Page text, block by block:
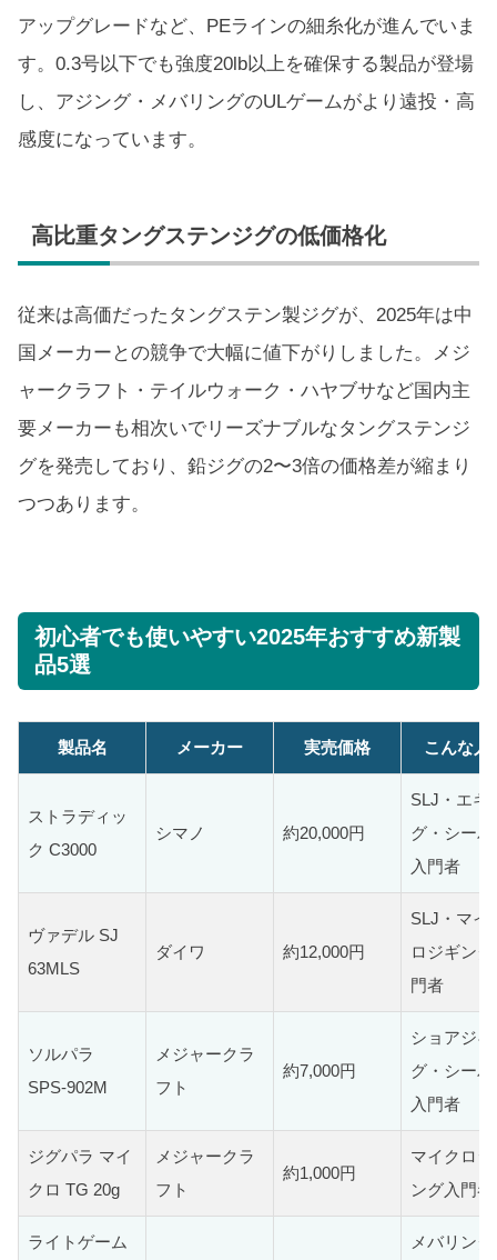
アップグレードなど、PEラインの細糸化が進んでいま
す。0.3号以下でも強度20lb以上を確保する製品が登場
し、アジング・メバリングのULゲームがより遠投・高
感度になっています。
高比重タングステンジグの低価格化
従来は高価だったタングステン製ジグが、2025年は中
国メーカーとの競争で大幅に値下がりしました。メジ
ャークラフト・テイルウォーク・ハヤブサなど国内主
要メーカーも相次いでリーズナブルなタングステンジ
グを発売しており、鉛ジグの2〜3倍の価格差が縮まり
つつあります。
初心者でも使いやすい2025年おすすめ新製
品5選
製品名 メーカー 実売価格 こんな人
ストラディッ
ク C3000
シマノ 約20,000円
SLJ・エギ
グ・シーバ
入門者
ヴァデル SJ
63MLS
ダイワ 約12,000円
SLJ・マイ
ロジギン
門者
ソルパラ
SPS-902M
メジャークラ
フト
約7,000円
ショアジギ
グ・シーバ
入門者
ジグパラ マイ
クロ TG 20g
メジャークラ
フト
約1,000円
マイクロジ
ング入門者
ライトゲーム
メバリン